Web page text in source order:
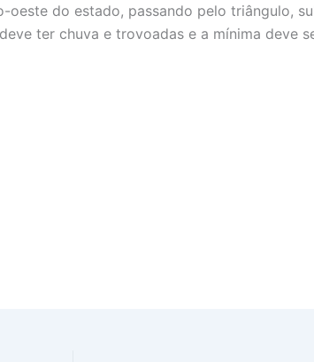
oeste do estado, passando pelo triângulo,
ter chuva e trovoadas e a mínima deve